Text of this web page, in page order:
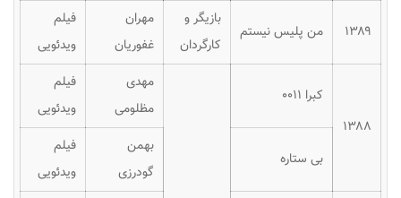
۱۳۸۹ من پلیس نیستم
بازیگر و
کارگردان
مهران
غفوریان
فیلم
ویدئویی
۱۳۸۸
کبرا ۰۰۱۱
مهدی
مظلومی
فیلم
ویدئویی
بی ستاره
بهمن
گودرزی
فیلم
ویدئویی